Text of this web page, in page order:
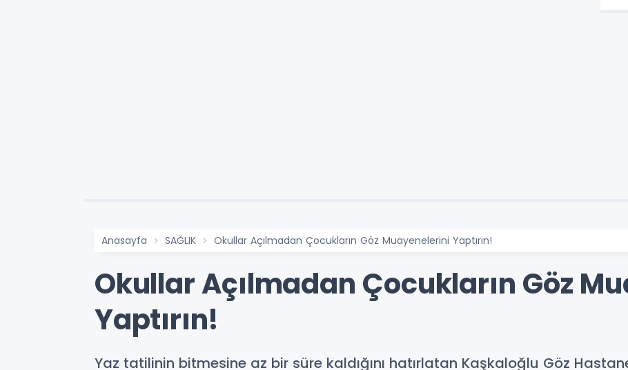
Anasayfa SAĞLIK Okullar Açılmadan Çocukların Göz Muayenelerini Yaptırın!
Okullar Açılmadan Çocukların Göz
Yaptırın!
Yaz tatilinin bitmesine az bir süre kaldığını hatırlatan Kaşkaloğlu Göz